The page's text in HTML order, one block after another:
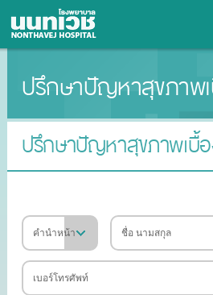
ปรึกษาปัญหาสุขภาพ
ปรึกษาปัญหาสุขภาพเบื้